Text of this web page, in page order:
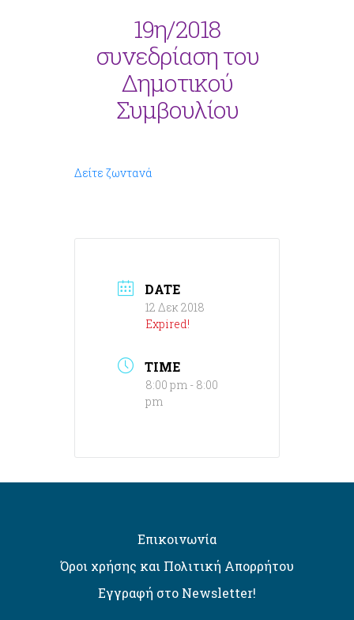
19η/2018
συνεδρίαση του
Δημοτικού
Συμβουλίου
Δείτε ζωντανά
DATE
12 Δεκ 2018
Expired!
TIME
8:00 pm - 8:00
pm
Επικοινωνία
Όροι χρήσης και Πολιτική Απορρήτου
Εγγραφή στο Newsletter!